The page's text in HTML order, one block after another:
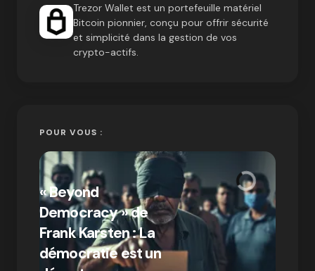
Trezor Wallet est un portefeuille matériel
Bitcoin pionnier, conçu pour offrir sécurité
et simplicité dans la gestion de vos
crypto-actifs.
POUR VOUS :
« Beyond
Democracy » de
Frank Karsten : La
démocratie est un
par Ines Aissani